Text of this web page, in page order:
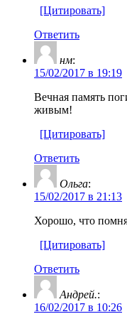
[Цитировать]
Ответить
нм:
15/02/2017 в 19:19
Вечная память
живым!
[Цитировать]
Ответить
Ольга:
15/02/2017 в 21:13
Хорошо, что
[Цитировать]
Ответить
Андрей.:
16/02/2017 в 10:26